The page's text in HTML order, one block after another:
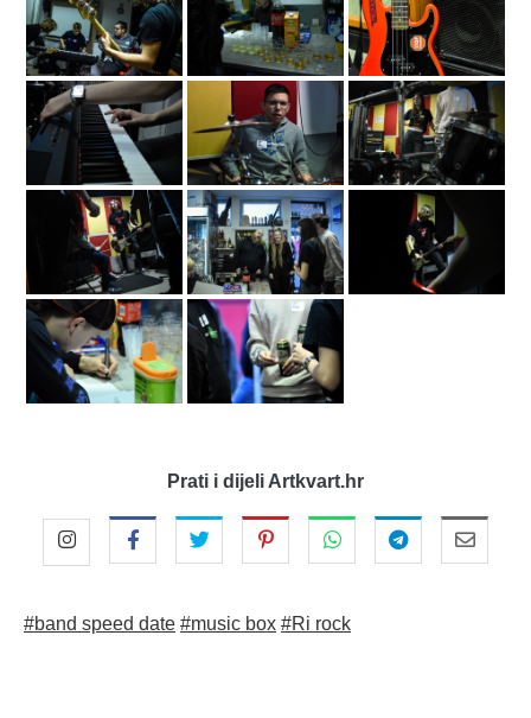
Prati i dijeli Artkvart.hr
#band speed date #music box #Ri rock